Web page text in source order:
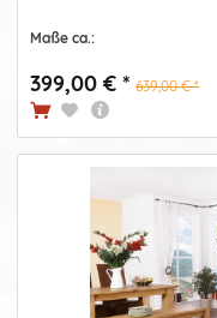
Maße ca.:
399,00 € * 639,00 € *